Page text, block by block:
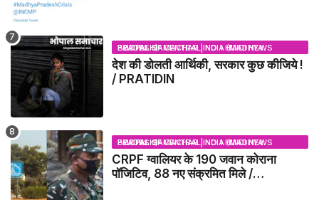
BHOPAL SAMACHAR | NO 1 HINDI NEWS PORTAL OF CENTRAL INDIA (MADHYA PRADESH)
देश की डोलती आर्थिकी, सरकार कुछ कीजिये !
/ PRATIDIN
BHOPAL SAMACHAR | NO 1 HINDI NEWS PORTAL OF CENTRAL INDIA (MADHYA PRADESH)
CRPF ग्वालियर के 190 जवान कोराना
पॉजिटिव, 88 नए संक्रमित मिले /